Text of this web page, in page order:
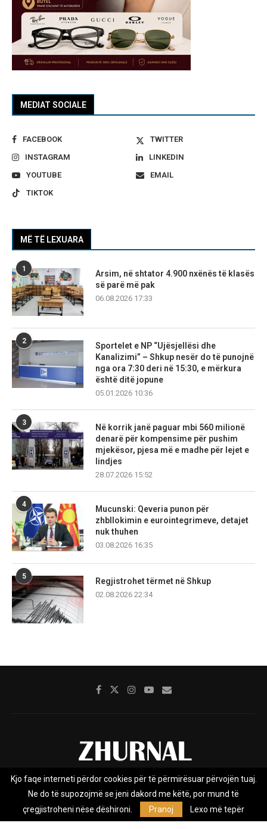
MEDIAT SOCIALE
FACEBOOK
TWITTER
INSTAGRAM
LINKEDIN
YOUTUBE
EMAIL
TIKTOK
MË TË LEXUARA
1
Arsim, në shtator 4.900 nxënës të klasës
së parë më pak
06.08.2026 17:33
2
Sportelet e NP “Ujësjellësi dhe
Kanalizimi” – Shkup nesër do të punojnë
nga ora 7:30 deri në 15:30, e mërkura
është ditë jopune
05.01.2026 10:36
3
Në korrik janë paguar mbi 560 milionë
denarë për kompensime për pushim
mjekësor, pjesa më e madhe për lejet e
lindjes
28.07.2026 15:52
4
Mucunski: Qeveria punon për
zhbllokimin e eurointegrimeve, detajet
nuk thuhen
03.08.2026 16:35
5
Regjistrohet tërmet në Shkup
02.08.2026 22:34
Rreth nesh Impresumi Marketing
Privacy Policy
Zhurnal.mk është Agjenci e Lajmeve e pavarur, e themeluar në vitin
Kjo faqe interneti përdor cookies për të përmirësuar përvojën tuaj.
Ne do të supozojmë se jeni dakord me këtë, por mund të
çregjistroheni nëse dëshironi.
Pranoj Lexo më tepër